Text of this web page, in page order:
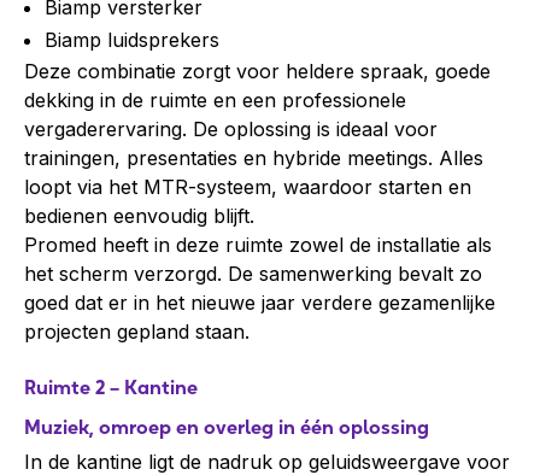
Biamp versterker
Biamp luidsprekers
Deze combinatie zorgt voor heldere spraak, goede
dekking in de ruimte en een professionele
vergaderervaring. De oplossing is ideaal voor
trainingen, presentaties en hybride meetings. Alles
loopt via het MTR-systeem, waardoor starten en
bedienen eenvoudig blijft.
Promed heeft in deze ruimte zowel de installatie als
het scherm verzorgd. De samenwerking bevalt zo
goed dat er in het nieuwe jaar verdere gezamenlijke
projecten gepland staan.
Ruimte 2 – Kantine
Muziek, omroep en overleg in één oplossing
In de kantine ligt de nadruk op geluidsweergave voor